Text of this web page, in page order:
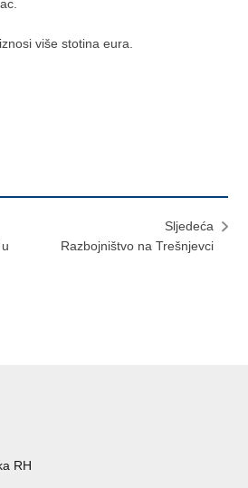
više stotina eura.
Sljedeća
Razbojništvo na Trešnjevci
RH